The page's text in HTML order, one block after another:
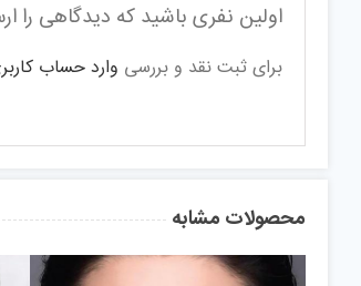
اولین نفری باشید که دیدگاهی را
برای ثبت نقد و بررسی وارد حساب
محصولات مشابه